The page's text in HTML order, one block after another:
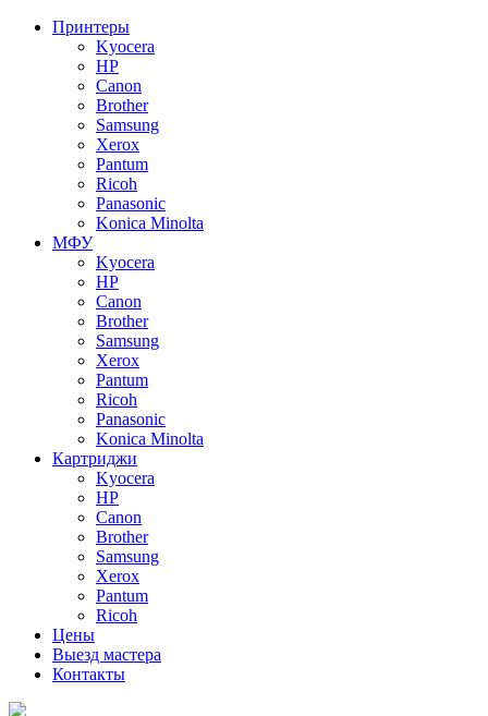
Принтеры
Kyocera
HP
Canon
Brother
Samsung
Xerox
Pantum
Ricoh
Panasonic
Konica Minolta
МФУ
Kyocera
HP
Canon
Brother
Samsung
Xerox
Pantum
Ricoh
Panasonic
Konica Minolta
Картриджи
Kyocera
HP
Canon
Brother
Samsung
Xerox
Pantum
Ricoh
Цены
Выезд мастера
Контакты